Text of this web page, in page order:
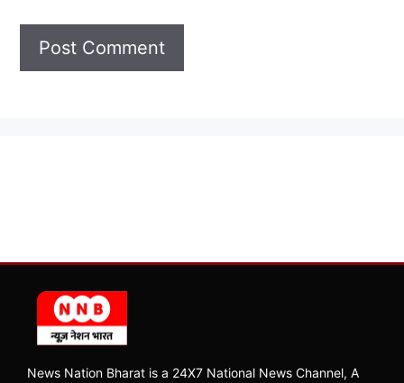
News Nation Bharat is a 24X7 National News Channel, A